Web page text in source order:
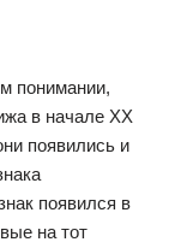
понимании,
в начале XX
появились и
появился в
на тот